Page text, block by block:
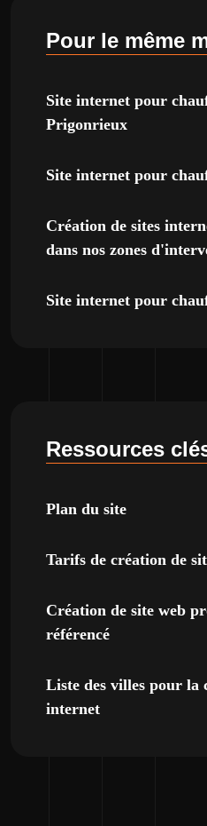
Pour le même
Site internet pour
Prigonrieux
Site internet pour
Création de sites
dans nos zones
Site internet pour
Ressources
Plan du site
Tarifs de création de
Création de site web
référencé
Liste des villes pour la
internet